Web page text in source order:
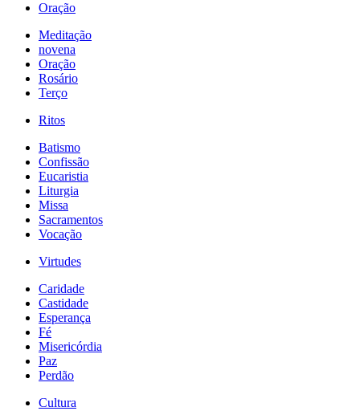
Oração
Meditação
novena
Oração
Rosário
Terço
Ritos
Batismo
Confissão
Eucaristia
Liturgia
Missa
Sacramentos
Vocação
Virtudes
Caridade
Castidade
Esperança
Fé
Misericórdia
Paz
Perdão
Cultura